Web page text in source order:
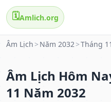
🗓️Amlich.org
Âm Lịch > Năm 2032>Tháng 11
Âm Lịch Hôm
11 Năm 2032